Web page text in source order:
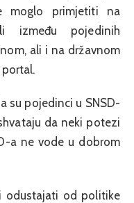
moglo primjetiti na
između pojedinih
ali i na državnom
portal.
su pojedinci u SNSD-
da neki potezi
a ne vode u dobrom
odustajati od politike